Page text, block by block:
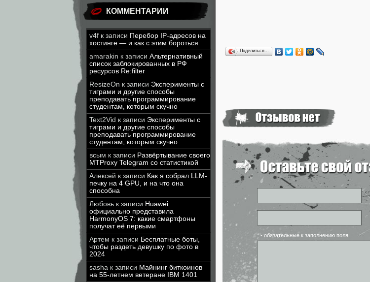
КОММЕНТАРИИ
v4f к записи Перебор IP-адресов на
хостинге — и как с этим бороться
amarakin к записи Альтернативный
список заблокированных в РФ
ресурсов Re:filter
ResizeOn к записи Эксперименты с
тиграми и другие способы
преподавать программирование
студентам, которым скучно
Text2Vid к записи Эксперименты с
тиграми и другие способы
преподавать программирование
студентам, которым скучно
всым к записи Развёртывание своего
MTProxy Telegram со статистикой
Алексей к записи Как я собрал LLM-
печку на 4 GPU, и на что она
способна
Любовь к записи Huawei
официально представила
HarmonyOS 7: какие смартфоны
получат её первыми
Артем к записи Бесплатные боты,
чтобы раздеть девушку по фото в
2024
sasha к записи Майнинг биткоинов
на 55-летнем ветеране IBM 1401
Поделиться…
* - обязательные к заполнению поля